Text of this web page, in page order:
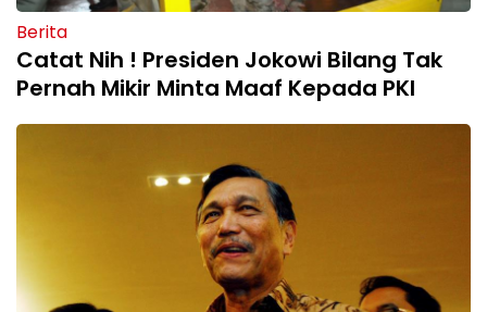
Berita
Catat Nih ! Presiden Jokowi Bilang Tak
Pernah Mikir Minta Maaf Kepada PKI